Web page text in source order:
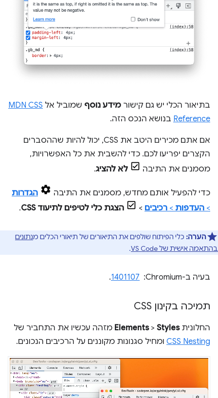
בתיאור הכלי יש גם קישור מידע נוסף שמוביל אל MDN CSS
Reference בנושא הנכס הזה.
אם אתם מכירים היטב את CSS, יכול להיות שההסברים
הקצרים יפריעו לכם. כדי להשבית את כל האפשרויות,
מסמנים את התיבה
לא להציג.
כדי להפעיל אותם מחדש, מסמנים את התיבה
הגדרות
> העדפות > רכיבים > הצגת כלי לטיפים לתיעוד CSS .
הערה: כלי הפיתוח שולפים את התיאורים של תיאורי הכלים מנתונים
בהתאמה אישית של VS Code
.
בעיה ב-Chromium: ‏ 1401107
.
תמיכה בקינון CSS
החלונית Elements> Styles
מזהה עכשיו את התחביר של
CSS Nesting ומחיל סגנונות מקוננים על הרכיבים הנכונים.